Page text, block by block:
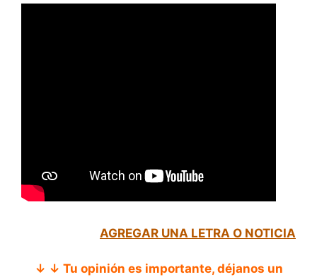
AGREGAR UNA LETRA O NOTICIA
↓ ↓ Tu opinión es importante, déjanos un